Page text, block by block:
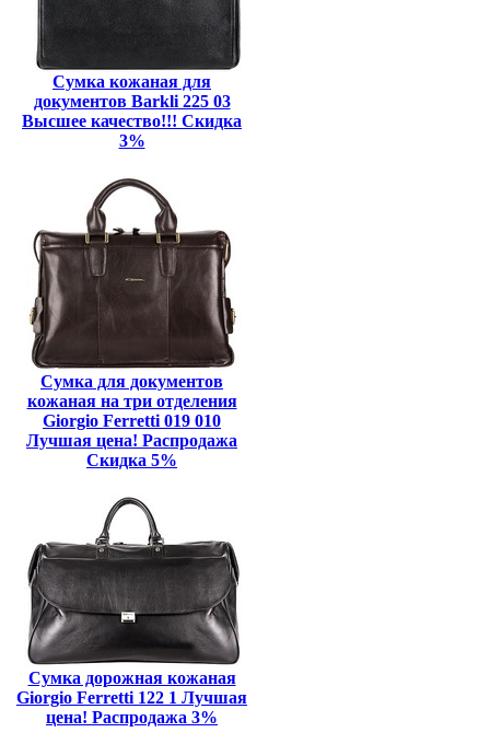
Сумка кожаная для
документов Barkli 225 03
Высшее качество!!! Скидка
3%
Сумка для документов
кожаная на три отделения
Giorgio Ferretti 019 010
Лучшая цена! Распродажа
Скидка 5%
Сумка дорожная кожаная
Giorgio Ferretti 122 1 Лучшая
цена! Распродажа 3%